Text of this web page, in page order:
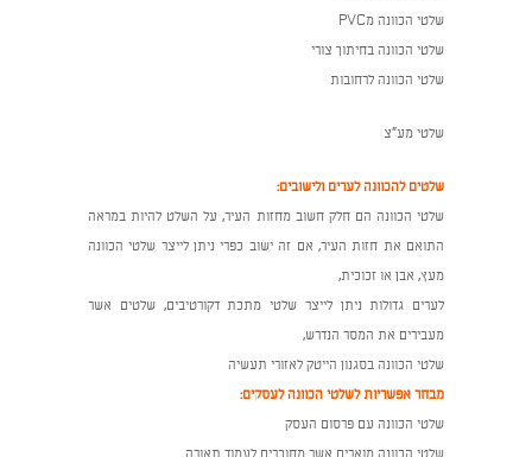
שלטי הכוונה מPVC
שלטי הכוונה בחיתוך צורי
שלטי הכוונה לרחובות
שלטי מע"צ
שלטים להכוונה לערים ולישובים:
שלטי הכוונה הם חלק חשוב מחזות העיר, על השלט להיות במראה
התואם את חזות העיר, אם זה ישוב כפרי ניתן לייצר שלטי הכוונה
מעץ, אבן או זכוכית,
לערים גדולות ניתן לייצר שלטי מתכת דקורטיבים, שלטים אשר
מעבירים את המסר הנדרש,
שלטי הכוונה בסגנון הייטק לאזורי תעשיה
מבחר אפשריות לשלטי הכוונה לעסקים:
שלטי הכוונה עם פרסום העסק
שלטי הכוונה מוארים אשר מחוברים לעמוד תאורה